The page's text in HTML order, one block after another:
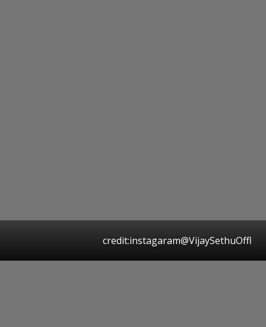
credit:instagaram@VijaySethuOffl